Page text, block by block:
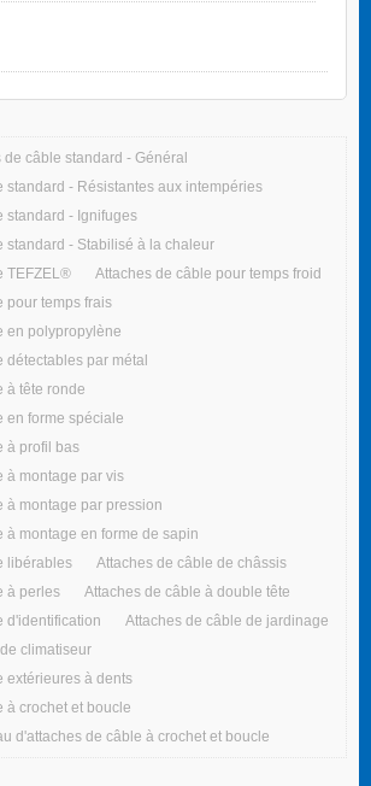
de câble standard - Général
standard - Résistantes aux intempéries
standard - Ignifuges
standard - Stabilisé à la chaleur
TEFZEL®
Attaches de câble pour temps froid
pour temps frais
en polypropylène
détectables par métal
à tête ronde
en forme spéciale
à profil bas
à montage par vis
à montage par pression
à montage en forme de sapin
libérables
Attaches de câble de châssis
à perles
Attaches de câble à double tête
d'identification
Attaches de câble de jardinage
climatiseur
extérieures à dents
à crochet et boucle
d'attaches de câble à crochet et boucle